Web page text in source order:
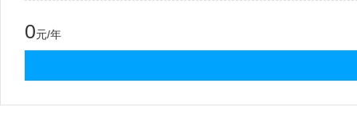
0元/年